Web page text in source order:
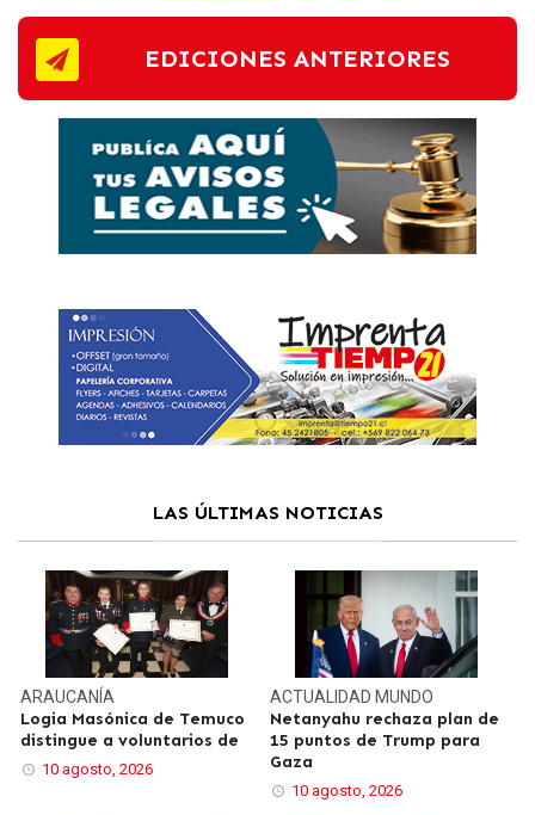
EDICIONES ANTERIORES
LAS ÚLTIMAS NOTICIAS
ARAUCANÍA
Logia Masónica de Temuco
distingue a voluntarios de
10 agosto, 2026
ACTUALIDAD MUNDO
Netanyahu rechaza plan de
15 puntos de Trump para
Gaza
10 agosto, 2026